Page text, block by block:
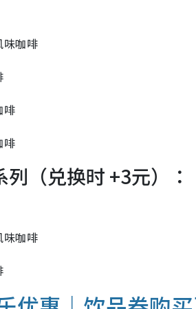
味咖啡
啡
啡
列（兑换时 +3元）：
味咖啡